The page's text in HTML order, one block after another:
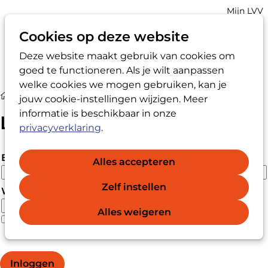
Cookies op deze website
Deze website maakt gebruik van cookies om
goed te functioneren. Als je wilt aanpassen
welke cookies we mogen gebruiken, kan je
jouw cookie-instellingen wijzigen. Meer
informatie is beschikbaar in onze
privacyverklaring.
Alles accepteren
Zelf instellen
Alles weigeren
Zoek
Account
Mijn LVV
Login
Login
E-mailadres
Wachtwoord
Wachtwoord weergeven
Wachtwoord vergeten?
Inloggen